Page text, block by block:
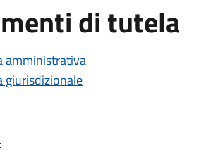
di tutela
amministrativa
giurisdizionale